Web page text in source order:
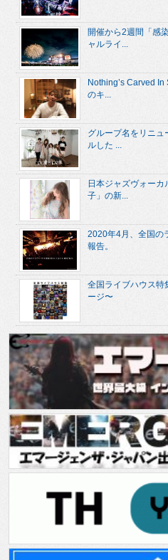
開催から2週間「感
ャルライ...
Nothing’s Carved
のキ...
グループ名をリニュ
ルした ...
日本ジャズヴォー
子」の新...
2020年4月、全国の
報告。
全国ライブハウス特
ージ〜